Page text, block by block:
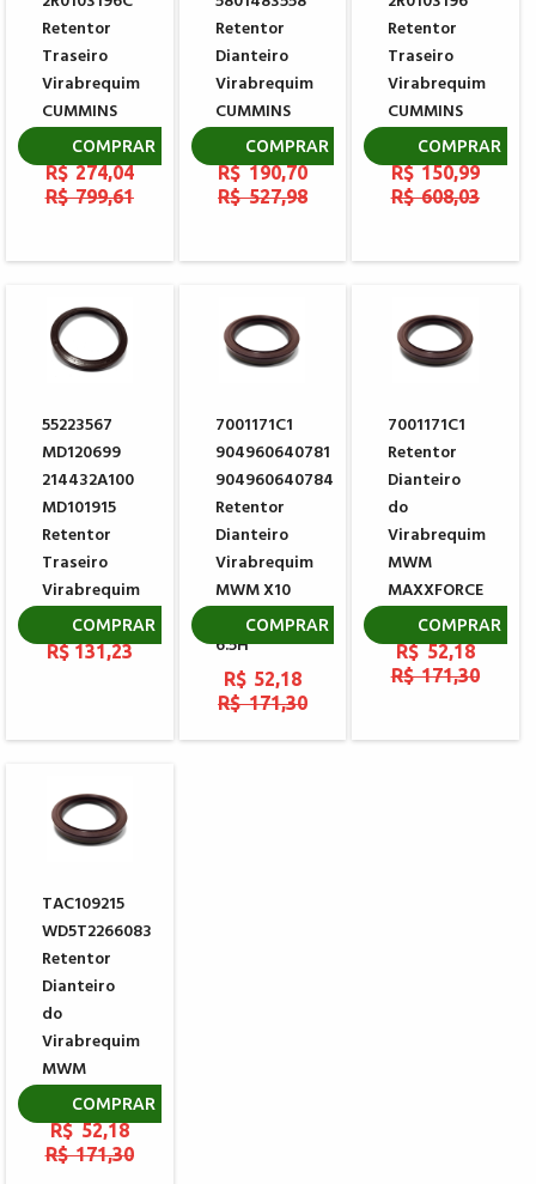
Retentor
Traseiro
Virabrequim
CUMMINS
4890833
R$ 274,04
R$ 799,61
COMPRAR
Retentor
Dianteiro
Virabrequim
CUMMINS
4890832
R$ 190,70
R$ 527,98
COMPRAR
Retentor
Traseiro
Virabrequim
CUMMINS
5259499
R$ 150,99
R$ 608,03
COMPRAR
55223567
MD120699
214432A100
MD101915
Retentor
Traseiro
Virabrequim
MITSUBISHI
R$ 131,23
COMPRAR
7001171C1
904960640781
904960640784
Retentor
Dianteiro
Virabrequim
MWM X10
4.3H X10
6.5H
R$ 52,18
R$ 171,30
COMPRAR
7001171C1
Retentor
Dianteiro
do
Virabrequim
MWM
MAXXFORCE
4.8H 7.2H
R$ 52,18
R$ 171,30
COMPRAR
TAC109215
WD5T2266083
Retentor
Dianteiro
do
Virabrequim
MWM
904960640782
R$ 52,18
R$ 171,30
COMPRAR